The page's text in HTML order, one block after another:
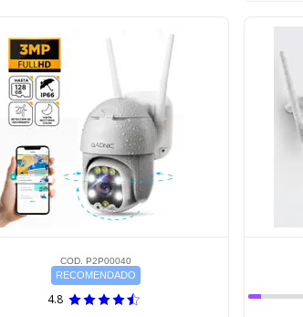
COD. P2P00040
RECOMENDADO
4.8